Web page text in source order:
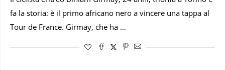
fa la storia: è il primo africano nero a vincere una tappa al
Tour de France. Girmay, che ha …